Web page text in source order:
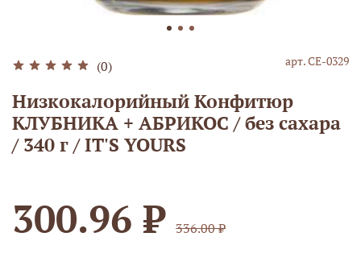
(0) арт.СЕ-0329
Низкокалорийный Конфитюр
КЛУБНИКА + АБРИКОС / без сахара
/ 340 г / IT'S YOURS
300.96 ₽ 336.00 ₽